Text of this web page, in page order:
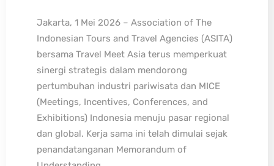
Jakarta, 1 Mei 2026 – Association of The
Indonesian Tours and Travel Agencies (ASITA)
bersama Travel Meet Asia terus memperkuat
sinergi strategis dalam mendorong
pertumbuhan industri pariwisata dan MICE
(Meetings, Incentives, Conferences, and
Exhibitions) Indonesia menuju pasar regional
dan global. Kerja sama ini telah dimulai sejak
penandatanganan Memorandum of